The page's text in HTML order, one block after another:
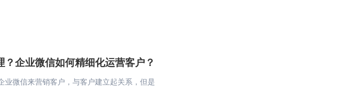
企业微信如何精细化运营客户？
业微信来营销客户，与客户建立起关系，但是